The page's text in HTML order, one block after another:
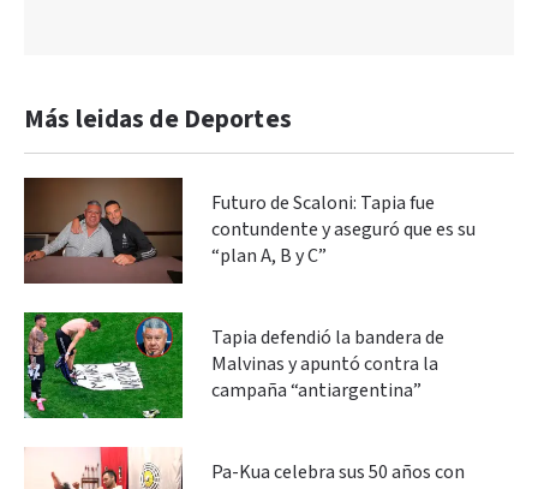
Más leidas de Deportes
Futuro de Scaloni: Tapia fue
contundente y aseguró que es su
“plan A, B y C”
Tapia defendió la bandera de
Malvinas y apuntó contra la
campaña “antiargentina”
Pa-Kua celebra sus 50 años con